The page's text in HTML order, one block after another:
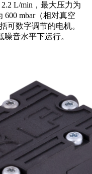
L/min，最大压力为
600 mbar（相对真空
可数字调节的电机。
噪音水平下运行。